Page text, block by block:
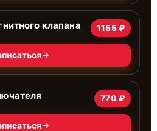
клапана 1155 ₽
770 ₽